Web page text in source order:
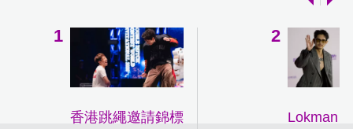
香港跳繩邀請錦標 Lokman